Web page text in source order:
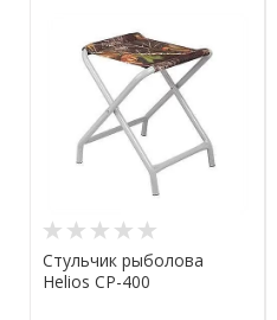
Стульчик рыболова
Helios CP-400